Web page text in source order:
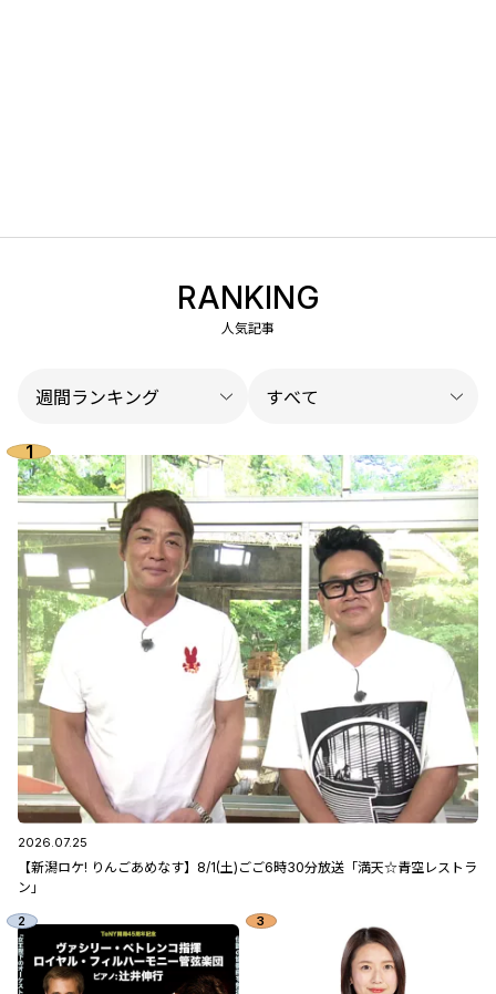
RANKING
人気記事
2026.07.25
【新潟ロケ! りんごあめなす】8/1(土)ごご6時30分放送「満天☆青空レストラ
ン」